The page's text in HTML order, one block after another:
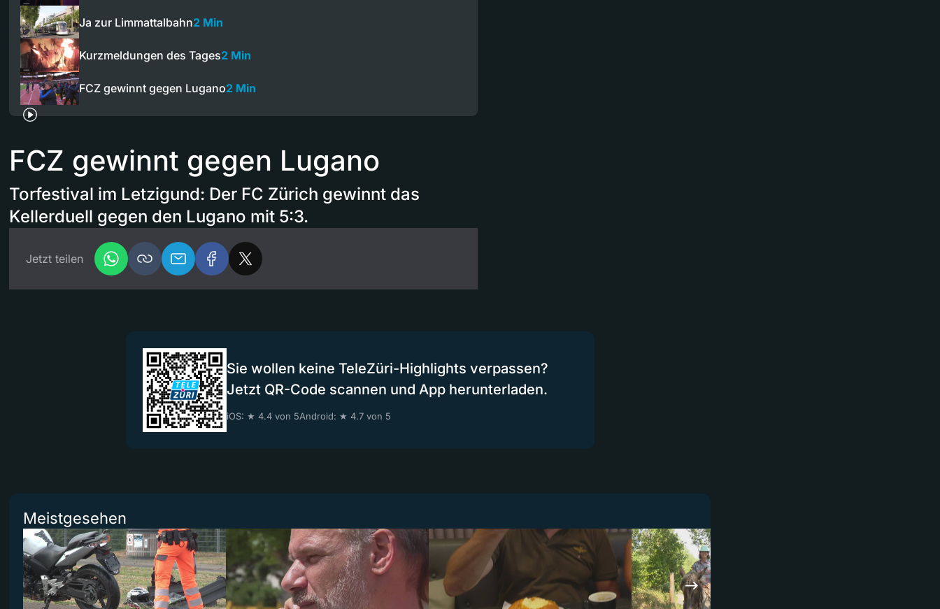
Ja zur Limmattalbahn2 Min
Kurzmeldungen des Tages2 Min
FCZ gewinnt gegen Lugano2 Min
FCZ gewinnt gegen Lugano
Torfestival im Letzigund: Der FC Zürich gewinnt das
Kellerduell gegen den Lugano mit 5:3.
Jetzt teilen
Sie wollen keine TeleZüri-Highlights verpassen?
Jetzt QR-Code scannen und App herunterladen.
iOS: ★ 4.4 von 5Android: ★ 4.7 von 5
Meistgesehen